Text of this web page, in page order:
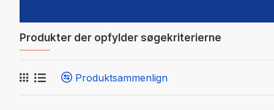
Produkter der opfylder søgekriterierne
Produktsammenlign